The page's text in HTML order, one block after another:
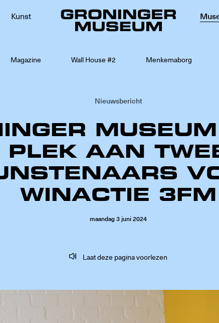
Kunst
Magazine Wall House #2 Menkemaborg
Nieuwsbericht
PLEK AAN
WINACTIE 3FM
maandag3 juni2024
Laat deze pagina voorlezen